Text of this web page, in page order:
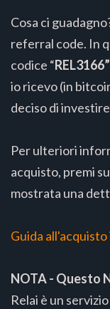
Cosa ci
referral code. In
codice “REL3166”
io ricevo (in
deciso di
Per ulteriori
acquisto, premi
mostrata una
Guida
NOTA - Questo
Relai è un